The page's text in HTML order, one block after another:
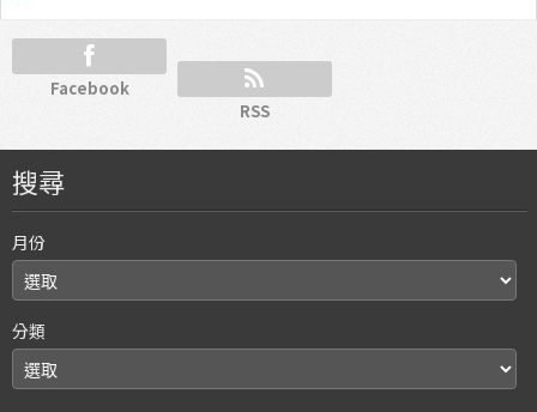
Facebook
RSS
搜尋
月份
分類